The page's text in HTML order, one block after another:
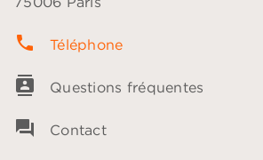
phone Téléphone
contacts Questions fréquentes
question_answer Contact